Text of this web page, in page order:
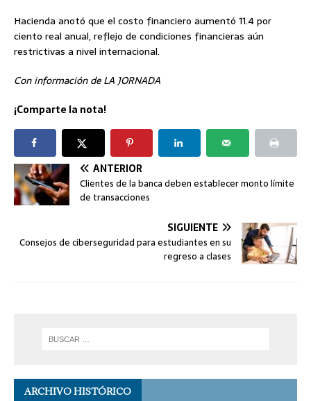
Hacienda anotó que el costo financiero aumentó 11.4 por
ciento real anual, reflejo de condiciones financieras aún
restrictivas a nivel internacional.
Con información de LA JORNADA
¡Comparte la nota!
ANTERIOR
Clientes de la banca deben establecer monto límite
de transacciones
SIGUIENTE
Consejos de ciberseguridad para estudiantes en su
regreso a clases
ARCHIVO HISTÓRICO